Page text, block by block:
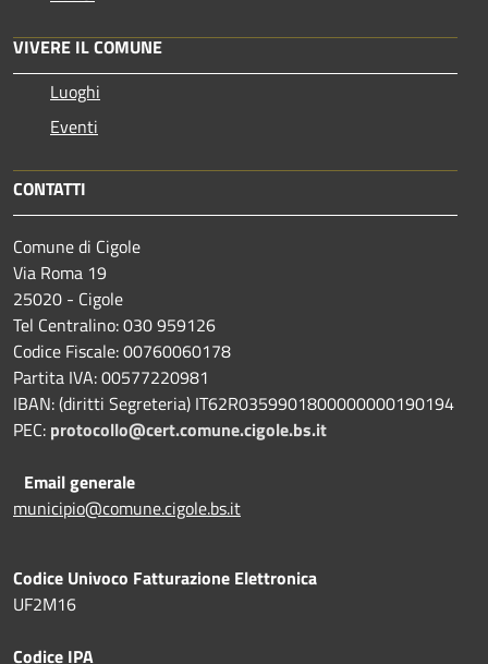
VIVERE IL COMUNE
Luoghi
Eventi
CONTATTI
Comune di Cigole
Via Roma 19
25020 - Cigole
Tel Centralino: 030 959126
Codice Fiscale: 00760060178
Partita IVA: 00577220981
IBAN: (diritti Segreteria) IT62R0359901800000000190194
PEC: protocollo@cert.comune.cigole.bs.it
Email generale
municipio@comune.cigole.bs.it
Codice Univoco Fatturazione Elettronica
UF2M16
Codice IPA